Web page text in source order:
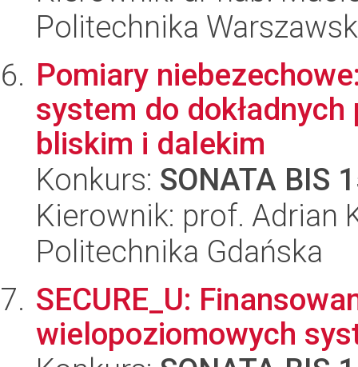
Politechnika
Pomiary
system do
bliskim i dalekim
Konkurs: SONATA BIS
Kierownik: prof. Adrian
Politechnika Gdańska
SECURE_U:
wielopoziomowych